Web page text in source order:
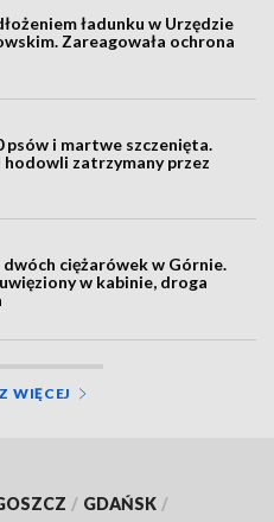
ładunku w Urzędzie
Zareagowała ochrona
psów i martwe szczenięta.
hodowli zatrzymany przez
ciężarówek w Górnie.
w kabinie, droga
WIĘCEJ
/ GDAŃSK /